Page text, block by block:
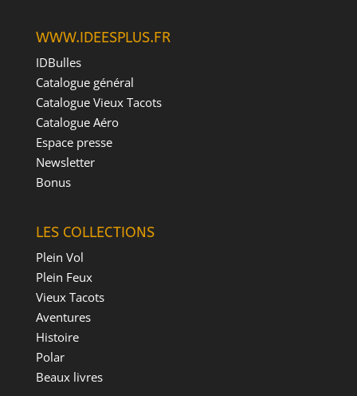
WWW.IDEESPLUS.FR
IDBulles
Catalogue général
Catalogue Vieux Tacots
Catalogue Aéro
Espace presse
Newsletter
Bonus
LES COLLECTIONS
Plein Vol
Plein Feux
Vieux Tacots
Aventures
Histoire
Polar
Beaux livres